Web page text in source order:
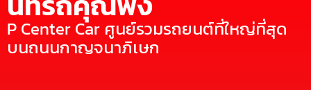
P Center Car ศูนย์รวมรถยนต์ที่ใหญ่ที่สุด
บนถนนกาญจนาภิเษก